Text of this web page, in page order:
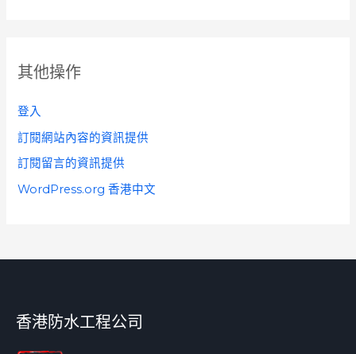
其他操作
登入
訂閱網站內容的資訊提供
訂閱留言的資訊提供
WordPress.org 香港中文
香港防水工程公司